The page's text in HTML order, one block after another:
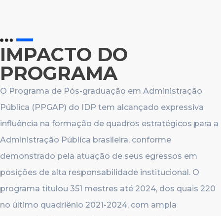
IMPACTO DO
PROGRAMA
O Programa de Pós-graduação em Administração
Pública (PPGAP) do IDP tem alcançado expressiva
influência na formação de quadros estratégicos para a
Administração Pública brasileira, conforme
demonstrado pela atuação de seus egressos em
posições de alta responsabilidade institucional. O
programa titulou 351 mestres até 2024, dos quais 220
no último quadriênio 2021-2024, com ampla